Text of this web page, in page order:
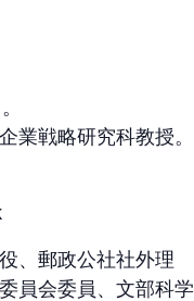
業戦略研究科教授。
、郵政公社社外理
員会委員、文部科学